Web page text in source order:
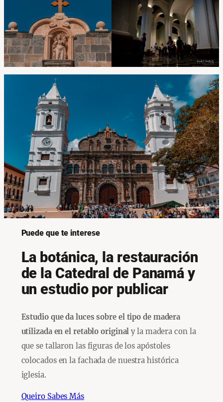
Puede que te interese
La botánica, la restauración
de la Catedral de Panamá y
un estudio por publicar
Estudio que da luces sobre el tipo de madera
utilizada en el retablo originaly la madera con la
que se tallaron las figuras de los apóstoles
colocados en la fachada de nuestra histórica
iglesia.
Queiro Sabes Más